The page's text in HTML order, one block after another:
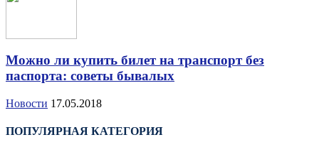
Можно ли купить билет на транспорт без
паспорта: советы бывалых
Новости 17.05.2018
ПОПУЛЯРНАЯ КАТЕГОРИЯ